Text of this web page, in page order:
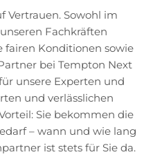
Vertrauen. Sowohl im
Fachkräften
fairen Konditionen sowie
bei Tempton Next
unsere Experten und
und verlässlichen
Sie bekommen die
– wann und wie lang
ist stets für Sie da.